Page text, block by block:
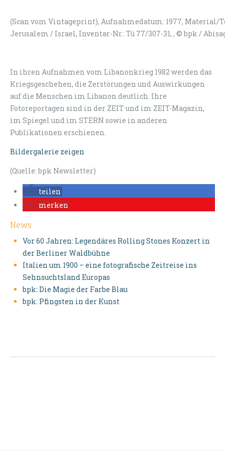
(Scan vom Vintageprint), Aufnahmedatum: 1977, Material/
Jerusalem / Israel, Inventar-Nr.: Tü 77/307-31, , © bpk /
In ihren Aufnahmen vom Libanonkrieg 1982 werden das
Kriegsgeschehen, die Zerstörungen und Auswirkungen
auf die Menschen im Libanon deutlich. Ihre
Fotoreportagen sind in der ZEIT und im ZEIT-Magazin,
im Spiegel und im STERN sowie in anderen
Publikationen erschienen.
Bildergalerie zeigen
(Quelle: bpk Newsletter)
teilen
merken
News
Vor 60 Jahren: Legendäres Rolling Stones Konzert in
der Berliner Waldbühne
Italien um 1900 – eine fotografische Zeitreise ins
Sehnsuchtsland Europas
bpk: Die Magie der Farbe Blau
bpk: Pfingsten in der Kunst